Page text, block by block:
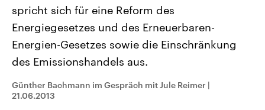
Alle Informationen
Sachsen-Anhalt wählt am 6.
September 2026 einen neuen
Landtag. Seit 2021 wird das
Bundesland von einer Koalition aus
CDU, SPD und FDP regiert.-
Umfragen, Prognosen,
und Hintergründe zu den Parteien
und Kandidaten der anstehenden
Hintergründe
Wirtschaftlich und
gehören die Vereinigten
den mächtigsten Ländern
mit großem Einfluss auf
Sendungen Programm Podcasts
spricht sich für eine Reform des
Energiegesetzes und des Erneuerbaren-
Energien-Gesetzes sowie die Einschränkung
des Emissionshandels aus.
Günther Bachmann im Gespräch mit Jule Reimer |
21.06.2013